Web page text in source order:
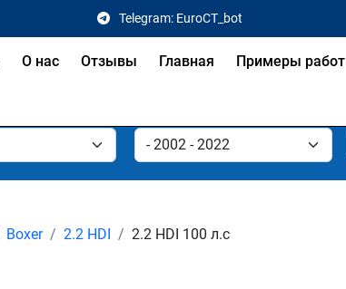
Telegram: EuroCT_bot
О нас Отзывы Главная Примеры работ
Boxer 2.2 HDI 2.2 HDI 100 л.с